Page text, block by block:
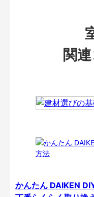
関
かんたん DAIKEN